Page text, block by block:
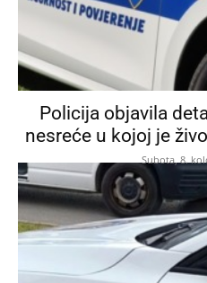
Policija objavila
nesreće u kojoj je
Subota, 8.